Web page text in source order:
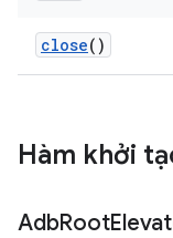
close()
Hàm khởi
AdbRoot